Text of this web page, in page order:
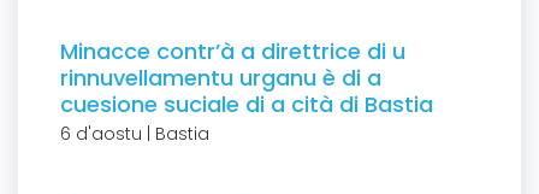
Minacce contr’à a direttrice di u
rinnuvellamentu urganu è di a
cuesione suciale di a cità di Bastia
6 d'aostu | Bastia